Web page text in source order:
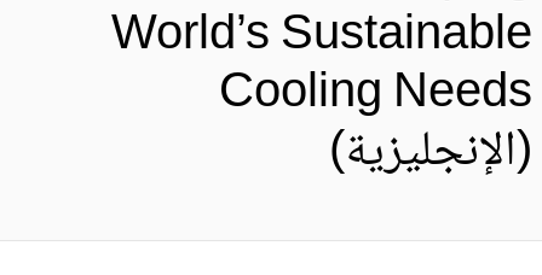
World’s
Cooling